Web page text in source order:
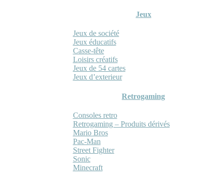
Jeux
Jeux de société
Jeux éducatifs
Casse-tête
Loisirs créatifs
Jeux de 54 cartes
Jeux d’exterieur
Retrogaming
Consoles retro
Retrogaming – Produits dérivés
Mario Bros
Pac-Man
Street Fighter
Sonic
Minecraft